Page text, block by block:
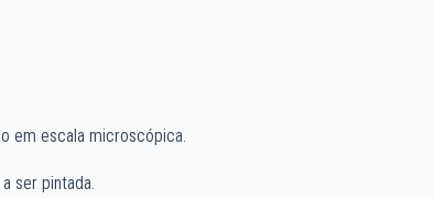
em escala microscópica.
ser pintada.